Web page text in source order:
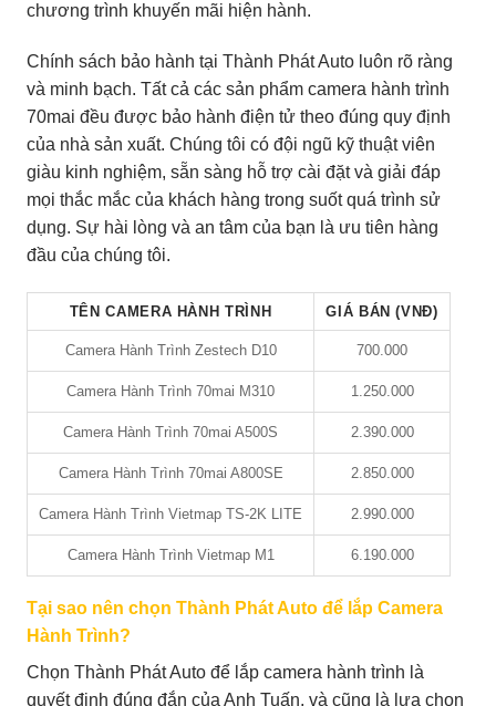
chương trình khuyến mãi hiện hành.
Chính sách bảo hành tại Thành Phát Auto luôn rõ ràng
và minh bạch. Tất cả các sản phẩm camera hành trình
70mai đều được bảo hành điện tử theo đúng quy định
của nhà sản xuất. Chúng tôi có đội ngũ kỹ thuật viên
giàu kinh nghiệm, sẵn sàng hỗ trợ cài đặt và giải đáp
mọi thắc mắc của khách hàng trong suốt quá trình sử
dụng. Sự hài lòng và an tâm của bạn là ưu tiên hàng
đầu của chúng tôi.
TÊN CAMERA HÀNH TRÌNH GIÁ BÁN (VNĐ)
Camera Hành Trình Zestech D10 700.000
Camera Hành Trình 70mai M310 1.250.000
Camera Hành Trình 70mai A500S 2.390.000
Camera Hành Trình 70mai A800SE 2.850.000
Camera Hành Trình Vietmap TS-2K LITE 2.990.000
Camera Hành Trình Vietmap M1 6.190.000
Tại sao nên chọn Thành Phát Auto để lắp Camera
Hành Trình?
Chọn Thành Phát Auto để lắp camera hành trình là
quyết định đúng đắn của Anh Tuấn, và cũng là lựa chọn